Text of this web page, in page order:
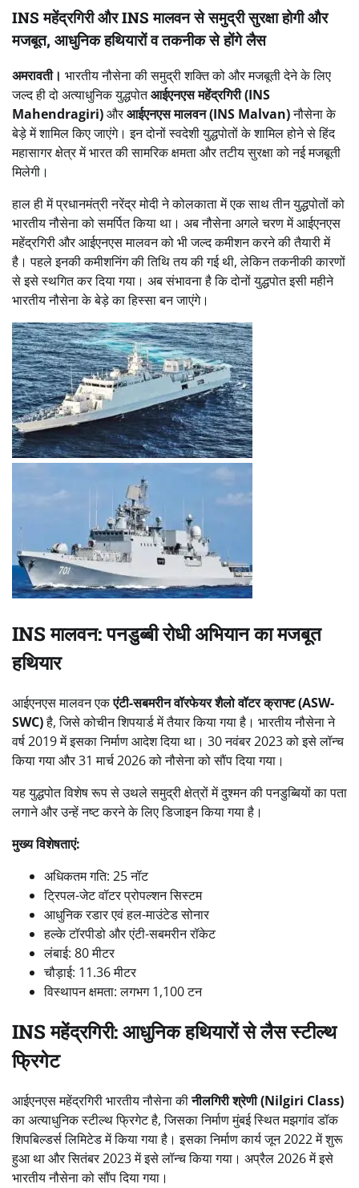
INS महेंद्रगिरी और INS मालवन से समुद्री सुरक्षा होगी और
मजबूत, आधुनिक हथियारों व तकनीक से होंगे लैस
अमरावती। भारतीय नौसेना की समुद्री शक्ति को और मजबूती देने के लिए
जल्द ही दो अत्याधुनिक युद्धपोतआईएनएस महेंद्रगिरी (INS
Mahendragiri)औरआईएनएस मालवन (INS Malvan)नौसेना के
बेड़े में शामिल किए जाएंगे। इन दोनों स्वदेशी युद्धपोतों के शामिल होने से हिंद
महासागर क्षेत्र में भारत की सामरिक क्षमता और तटीय सुरक्षा को नई मजबूती
मिलेगी।
हाल ही में प्रधानमंत्री नरेंद्र मोदी ने कोलकाता में एक साथ तीन युद्धपोतों को
भारतीय नौसेना को समर्पित किया था। अब नौसेना अगले चरण में आईएनएस
महेंद्रगिरी और आईएनएस मालवन को भी जल्द कमीशन करने की तैयारी में
है। पहले इनकी कमीशनिंग की तिथि तय की गई थी, लेकिन तकनीकी कारणों
से इसे स्थगित कर दिया गया। अब संभावना है कि दोनों युद्धपोत इसी महीने
भारतीय नौसेना के बेड़े का हिस्सा बन जाएंगे।
INS मालवन: पनडुब्बी रोधी अभियान का मजबूत
हथियार
आईएनएस मालवन एकएंटी-सबमरीन वॉरफेयर शैलो वॉटर क्राफ्ट (ASW-
SWC)है, जिसे कोचीन शिपयार्ड में तैयार किया गया है। भारतीय नौसेना ने
वर्ष 2019 में इसका निर्माण आदेश दिया था। 30 नवंबर 2023 को इसे लॉन्च
किया गया और 31 मार्च 2026 को नौसेना को सौंप दिया गया।
यह युद्धपोत विशेष रूप से उथले समुद्री क्षेत्रों में दुश्मन की पनडुब्बियों का पता
लगाने और उन्हें नष्ट करने के लिए डिजाइन किया गया है।
मुख्य विशेषताएं:
अधिकतम गति: 25 नॉट
ट्रिपल-जेट वॉटर प्रोपल्शन सिस्टम
आधुनिक रडार एवं हल-माउंटेड सोनार
हल्के टॉरपीडो और एंटी-सबमरीन रॉकेट
लंबाई: 80 मीटर
चौड़ाई: 11.36 मीटर
विस्थापन क्षमता: लगभग 1,100 टन
INS महेंद्रगिरी: आधुनिक हथियारों से लैस स्टील्थ
फ्रिगेट
आईएनएस महेंद्रगिरी भारतीय नौसेना कीनीलगिरी श्रेणी (Nilgiri Class)
का अत्याधुनिक स्टील्थ फ्रिगेट है, जिसका निर्माण मुंबई स्थित मझगांव डॉक
शिपबिल्डर्स लिमिटेड में किया गया है। इसका निर्माण कार्य जून 2022 में शुरू
हुआ था और सितंबर 2023 में इसे लॉन्च किया गया। अप्रैल 2026 में इसे
भारतीय नौसेना को सौंप दिया गया।